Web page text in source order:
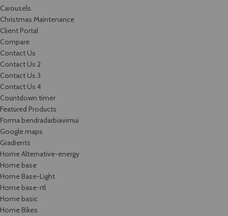
Carousels
Christmas Maintenance
Client Portal
Compare
Contact Us
Contact Us 2
Contact Us 3
Contact Us 4
Countdown timer
Featured Products
Forma bendradarbiavimui
Google maps
Gradients
Home Alternative-energy
Home base
Home Base-Light
Home base-rtl
Home basic
Home Bikes